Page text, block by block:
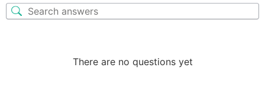
There are no questions yet